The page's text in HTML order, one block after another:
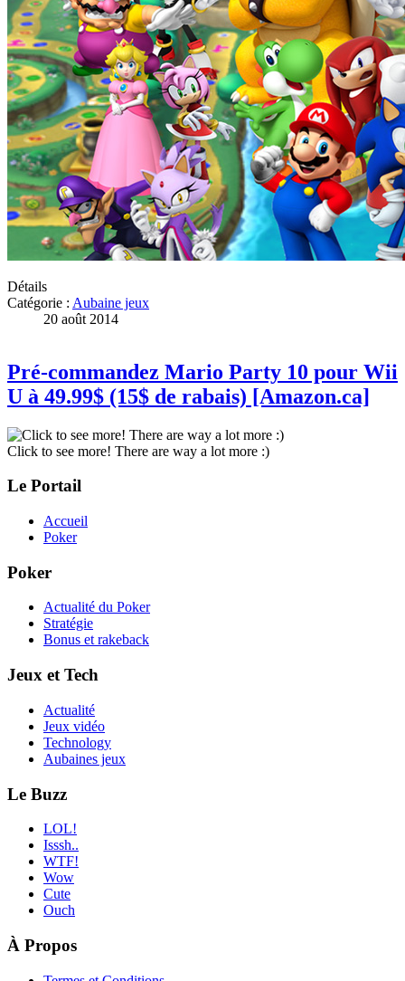
Détails
Catégorie : Aubaine jeux
20 août 2014
Pré-commandez Mario Party 10 pour Wii
U à 49.99$ (15$ de rabais) [Amazon.ca]
Click to see more! There are way a lot more :)
Le Portail
Accueil
Poker
Poker
Actualité du Poker
Stratégie
Bonus et rakeback
Jeux et Tech
Actualité
Jeux vidéo
Technology
Aubaines jeux
Le Buzz
LOL!
Isssh..
WTF!
Wow
Cute
Ouch
À Propos